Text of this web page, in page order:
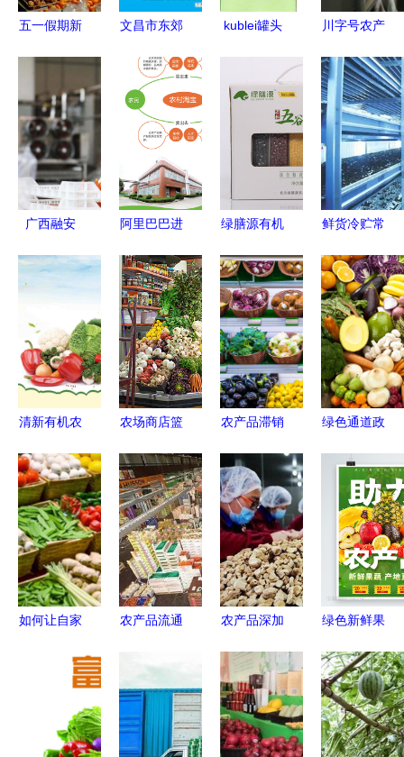
五一假期新
活广场民俗
文化节与农
产品市集
文昌市东郊
厂 农产品
加工的创新
典范
kublei罐头
加工领域的
川字号农产
四川新鲜水
果出口激增
的启示
广西融安
贫路，加工
阿里巴巴进
产品产业迎
来发展新机
遇
绿膳源有机
色膳食，健
康之源
鲜货冷贮常
丰产卖好价
——全国农
产品仓储保
鲜冷链设施
建设现场交
流会议在甘
清新有机农
蔬菜的健康
之选
农场商店篮
与生机
农产品滞销
农民难进城
自销
绿色通道政
鲜活农产品
目录亟待更
新
如何让自家
进超市？秘
光！
农产品流通
步之旅 改
革开放40年
的回顾与展
农产品深加
的救赎与多
数人的沉
沦，农民兄
绿色新鲜果
品发展